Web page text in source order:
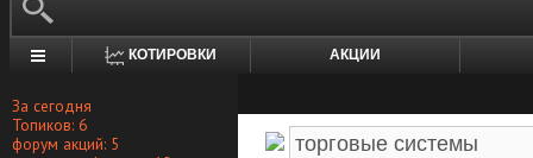
КОТИРОВКИ АКЦИИ
За сегодня
Топиков: 6
форум акций: 5